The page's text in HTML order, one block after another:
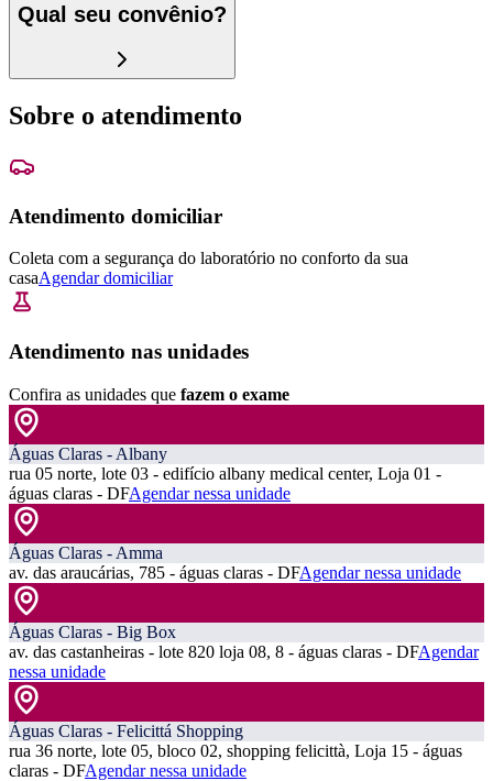
Qual seu convênio?
Sobre o atendimento
Atendimento domiciliar
Coleta com a segurança do laboratório no conforto da sua
casaAgendar domiciliar
Atendimento nas unidades
Confira as unidades que fazem o exame
Águas Claras - Albany
rua 05 norte, lote 03 - edifício albany medical center, Loja 01 -
águas claras - DFAgendar nessa unidade
Águas Claras - Amma
av. das araucárias, 785 - águas claras - DFAgendar nessa unidade
Águas Claras - Big Box
av. das castanheiras - lote 820 loja 08, 8 - águas claras - DFAgendar
nessa unidade
Águas Claras - Felicittá Shopping
rua 36 norte, lote 05, bloco 02, shopping felicittà, Loja 15 - águas
claras - DFAgendar nessa unidade